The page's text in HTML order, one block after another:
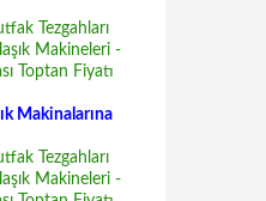
Makinalarına